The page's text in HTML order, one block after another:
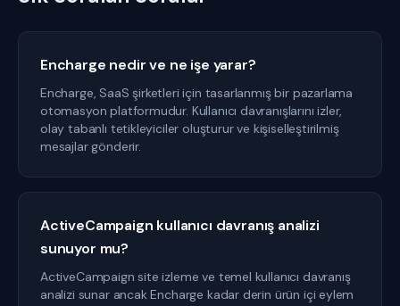
Encharge nedir ve ne işe yarar?
Encharge, SaaS şirketleri için tasarlanmış bir pazarlama
otomasyon platformudur. Kullanıcı davranışlarını izler,
olay tabanlı tetikleyiciler oluşturur ve kişiselleştirilmiş
mesajlar gönderir.
ActiveCampaign kullanıcı davranış analizi
sunuyor mu?
ActiveCampaign site izleme ve temel kullanıcı davranış
analizi sunar ancak Encharge kadar derin ürün içi eylem